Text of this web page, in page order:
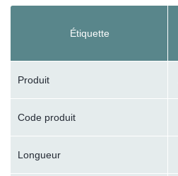
Étiquette
Produit
Code produit
Longueur